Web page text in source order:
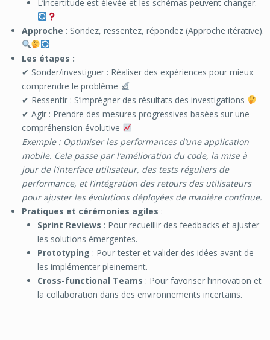
L’incertitude est élevée et les schémas peuvent changer.
Approche : Sondez, ressentez, répondez (Approche itérative).
Les étapes :
✔ Sonder/investiguer : Réaliser des expériences pour mieux
comprendre le problème
✔ Ressentir : S’imprégner des résultats des investigations
✔ Agir : Prendre des mesures progressives basées sur une
compréhension évolutive
Exemple : Optimiser les performances d’une application
mobile. Cela passe par l’amélioration du code, la mise à
jour de l’interface utilisateur, des tests réguliers de
performance, et l’intégration des retours des utilisateurs
pour ajuster les évolutions déployées de manière continue.
Pratiques et cérémonies agiles :
Sprint Reviews : Pour recueillir des feedbacks et ajuster
les solutions émergentes.
Prototyping : Pour tester et valider des idées avant de
les implémenter pleinement.
Cross-functional Teams : Pour favoriser l’innovation et
la collaboration dans des environnements incertains.